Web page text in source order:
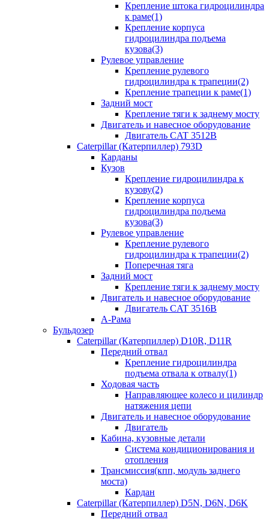
Крепление штока гидроцилиндра
к раме(1)
Крепление корпуса
гидроцилиндра подъема
кузова(3)
Рулевое управление
Крепление рулевого
гидроцилиндра к трапеции(2)
Крепление трапеции к раме(1)
Задний мост
Крепление тяги к заднему мосту
Двигатель и навесное оборудование
Двигатель CAT 3512B
Caterpillar (Катерпиллер) 793D
Карданы
Кузов
Крепление гидроцилиндра к
кузову(2)
Крепление корпуса
гидроцилиндра подъема
кузова(3)
Рулевое управление
Крепление рулевого
гидроцилиндра к трапеции(2)
Поперечная тяга
Задний мост
Крепление тяги к заднему мосту
Двигатель и навесное оборудование
Двигатель CAT 3516B
А-Рама
Бульдозер
Caterpillar (Катерпиллер) D10R, D11R
Передний отвал
Крепление гидроцилиндра
подъема отвала к отвалу(1)
Ходовая часть
Направляющее колесо и цилиндр
натяжения цепи
Двигатель и навесное оборудование
Двигатель
Кабина, кузовные детали
Система кондиционирования и
отопления
Трансмиссия(кпп, модуль заднего
моста)
Кардан
Caterpillar (Катерпиллер) D5N, D6N, D6K
Передний отвал